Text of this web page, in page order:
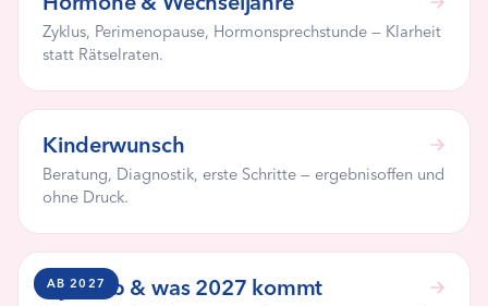
Zyklus, Perimenopause, Hormonsprechstunde — Klarheit
statt Rätselraten.
Kinderwunsch
Beratung, Diagnostik, erste Schritte — ergebnisoffen und
ohne Druck.
AB 2027
Gynclub & was 2027 kommt